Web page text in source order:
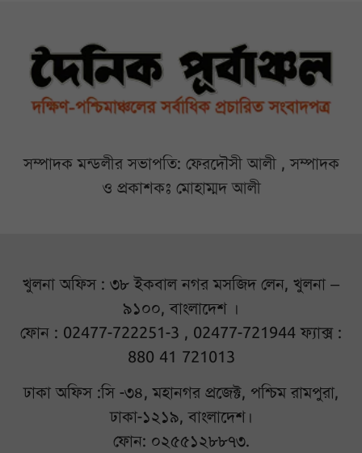
সম্পাদক মন্ডলীর সভাপতি: ফেরদৌসী আলী , সম্পাদক
ও প্রকাশকঃ মোহাম্মদ আলী
খুলনা অফিস : ৩৮ ইকবাল নগর মসজিদ লেন, খুলনা –
৯১০০, বাংলাদেশ ।
ফোন : 02477-722251-3 , 02477-721944 ফ্যাক্স :
880 41 721013
ঢাকা অফিস :সি -৩৪, মহানগর প্রজেক্ট, পশ্চিম রামপুরা,
ঢাকা-১২১৯, বাংলাদেশ।
ফোন: ০২৫৫১২৮৮৭৩.